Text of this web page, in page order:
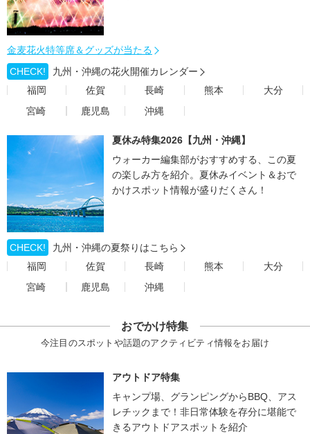
金麦花火特等席＆グッズが当たる
CHECK!
九州・沖縄の花火開催カレンダー
福岡
佐賀 長崎 熊本
大分
宮崎
鹿児島 沖縄
夏休み特集2026【九州・沖縄】
ウォーカー編集部がおすすめする、この夏
の楽しみ方を紹介。夏休みイベント＆おで
かけスポット情報が盛りだくさん！
CHECK!
九州・沖縄の夏祭りはこちら
福岡
佐賀 長崎 熊本
大分
宮崎
鹿児島 沖縄
おでかけ特集
今注目のスポットや話題のアクティビティ情報をお届け
アウトドア特集
キャンプ場、グランピングからBBQ、アス
レチックまで！非日常体験を存分に堪能で
きるアウトドアスポットを紹介